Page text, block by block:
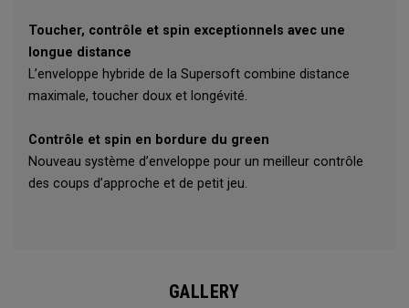
Toucher, contrôle et spin exceptionnels avec une
longue distance
L’enveloppe hybride de la Supersoft combine distance
maximale, toucher doux et longévité.
Contrôle et spin en bordure du green
Nouveau système d’enveloppe pour un meilleur contrôle
des coups d’approche et de petit jeu.
GALLERY